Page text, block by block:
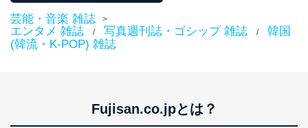
芸能・音楽 雑誌 >
エンタメ 雑誌 / 写真週刊誌・ゴシップ 雑誌 /
韓国
(韓流・K-POP) 雑誌
Fujisan.co.jpとは？